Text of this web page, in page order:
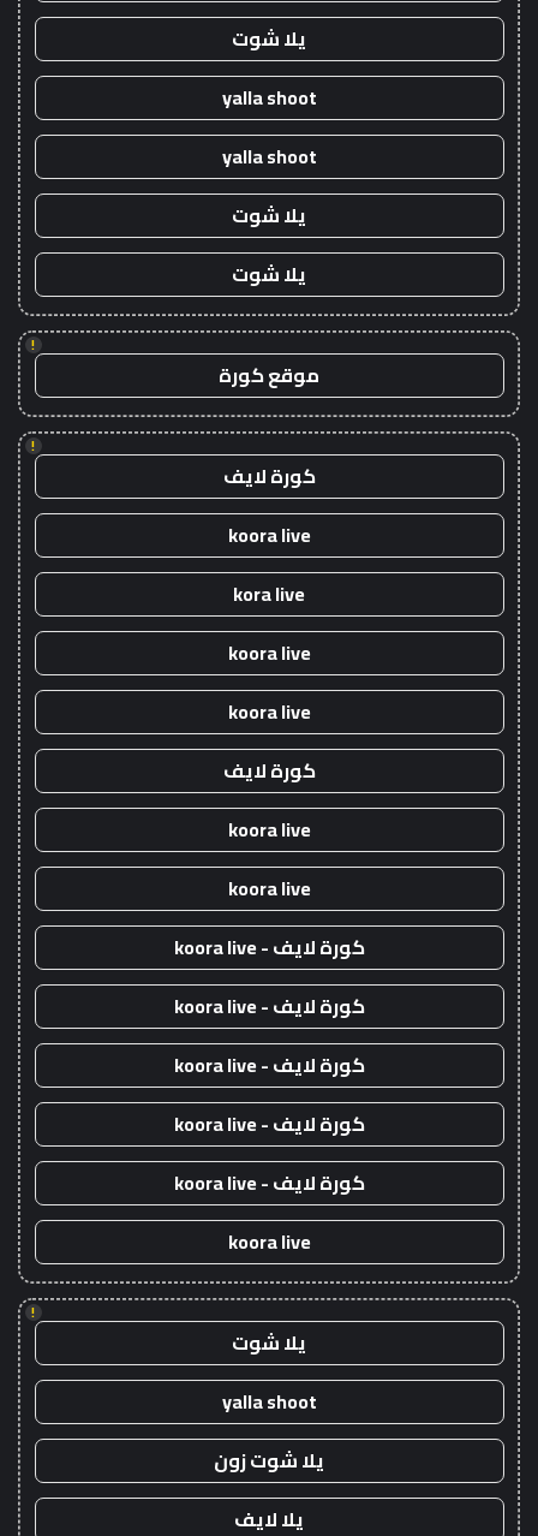
يلا شوت
yalla shoot
yalla shoot
يلا شوت
يلا شوت
!
موقع كورة
!
كورة لايف
koora live
kora live
koora live
koora live
كورة لايف
koora live
koora live
كورة لايف - koora live
كورة لايف - koora live
كورة لايف - koora live
كورة لايف - koora live
كورة لايف - koora live
koora live
!
يلا شوت
yalla shoot
يلا شوت زون
يلا لايف